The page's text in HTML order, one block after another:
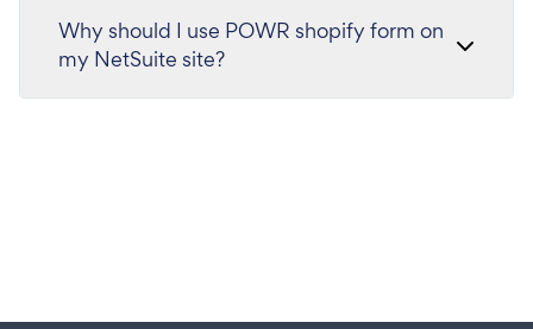
Why should I use POWR shopify form on
my NetSuite site?